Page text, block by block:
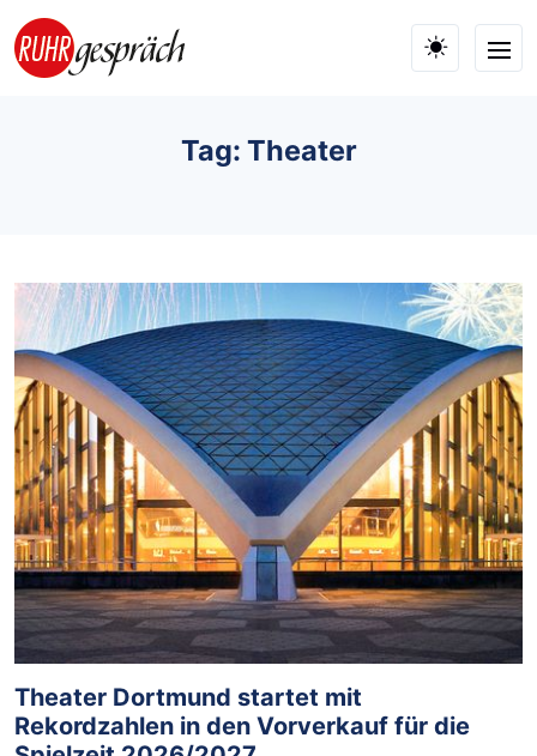
Skip to main content
Tag: Theater
Theater Dortmund startet mit
Rekordzahlen in den Vorverkauf für die